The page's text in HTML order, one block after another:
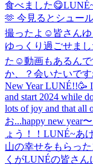
食べました😋
🫶 今見るとシュー
撮ったよ☺️ 皆さん
ゆっくり過ごせま
た☺️動画もあるん
か、？会いたいで
New Year LUNÉ!!🥳
and start 2024 while
lots of joy and that all
お...happy new year
ょう！！ LUNÉ~あ
山の幸せをもらっ
くがLUNÉの皆さ